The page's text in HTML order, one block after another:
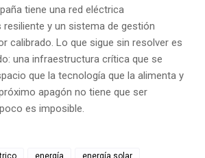
tiene una red eléctrica
y un sistema de gestión
calibrado. Lo que sigue sin resolver es
una infraestructura crítica que se
que la tecnología que la alimenta y
apagón no tiene que ser
es imposible.
energía energía solar